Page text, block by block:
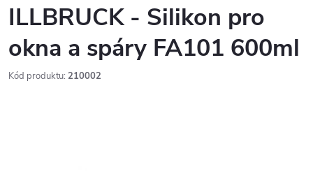
ILLBRUCK - Silikon pro
okna a spáry FA101 600ml
Kód produktu: 210002